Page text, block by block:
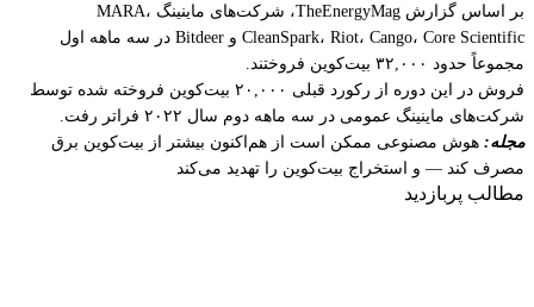
بر اساس گزارش TheEnergyMag، شرکت‌های ماینینگ MARA،
CleanSpark، Riot، Cango، Core Scientific و Bitdeer در سه ماهه اول
مجموعاً حدود ۳۲,۰۰۰ بیت‌کوین فروختند.
فروش در این دوره از رکورد قبلی ۲۰,۰۰۰ بیت‌کوین فروخته شده توسط
شرکت‌های ماینینگ عمومی در سه ماهه دوم سال ۲۰۲۲ فراتر رفت.
مجله: هوش مصنوعی ممکن است از هم‌اکنون بیشتر از بیت‌کوین برق
مصرف کند — و استخراج بیت‌کوین را تهدید می‌کند
مطالب پربازدید